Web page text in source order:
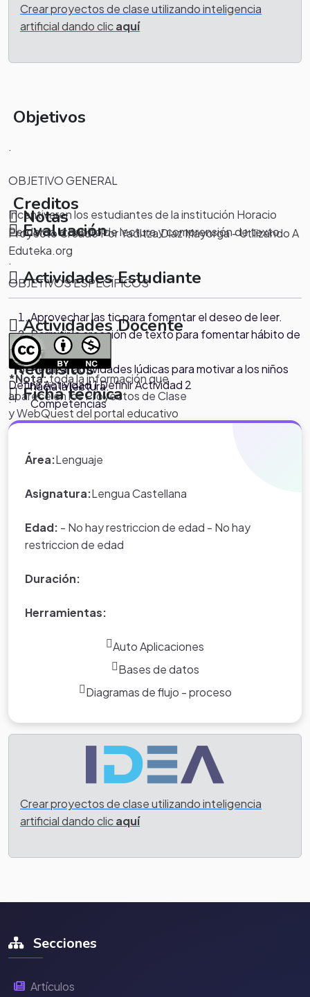
Crear proyectos de clase utilizando inteligencia
artificial dando clicaquí
Objetivos
.
OBJETIVO GENERAL
Incentivaren los estudiantes de la institución Horacio
Perdomo al habito de lectura y comprensión de texto
OBJETIVOS ESPECÍFICOS
Aprovechar las tic para fomentar el deseo de leer.
Permitir la creación de texto para fomentar hábito de
lectura.
Realizar actividades lúdicas para motivar a los niños
hacia la lectura.
Competencias
Recursos
.
Requisitos
.
Proceso
Definir Actividad 1 Definir Actividad 2
Actividades Docente
Actividades Estudiante
Evaluación
.
Notas
.
Creditos
Proyecto Creado Por Yaditza Diaz Mayorga - Utilizando A
Eduteka.org
*Nota:toda la información que
aparece en los Proyectos de Clase
y WebQuest del portal educativo
Eduteka es creada por los usuarios
Ficha técnica
Área:Lenguaje
Asignatura:Lengua Castellana
Edad: - No hay restriccion de edad - No hay
restriccion de edad
Duración:
Herramientas:
Auto Aplicaciones
Bases de datos
Diagramas de flujo - proceso
Crear proyectos de clase utilizando inteligencia
artificial dando clicaquí
Secciones
Artículos